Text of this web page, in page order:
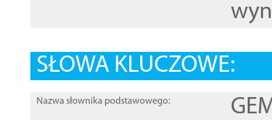
SŁOWA KLUCZOWE:
Nazwa słownika podstawowego: